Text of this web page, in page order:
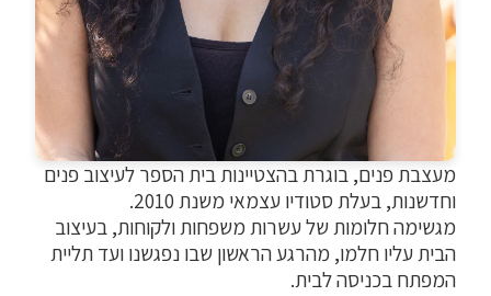
מעצבת פנים, בוגרת בהצטיינות בית הספר לעיצוב פנים
וחדשנות, בעלת סטודיו עצמאי משנת 2010.
מגשימה חלומות של עשרות משפחות ולקוחות, בעיצוב
הבית עליו חלמו, מהרגע הראשון שבו נפגשנו ועד תליית
המפתח בכניסה לבית.